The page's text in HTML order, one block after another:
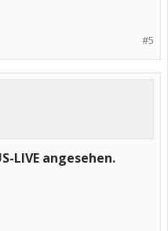
#5
LIVE angesehen.